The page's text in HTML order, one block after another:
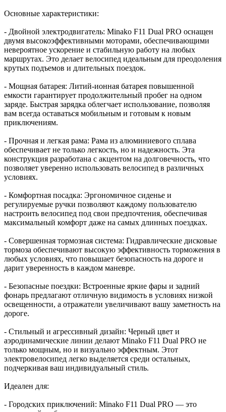
Основные характеристики:
- Двойной электродвигатель: Minako F11 Dual PRO оснащен
двумя высокоэффективными моторами, обеспечивающими
невероятное ускорение и стабильную работу на любых
маршрутах. Это делает велосипед идеальным для преодоления
крутых подъемов и длительных поездок.
- Мощная батарея: Литий-ионная батарея повышенной
емкости гарантирует продолжительный пробег на одном
заряде. Быстрая зарядка облегчает использование, позволяя
вам всегда оставаться мобильным и готовым к новым
приключениям.
- Прочная и легкая рама: Рама из алюминиевого сплава
обеспечивает не только легкость, но и надежность. Эта
конструкция разработана с акцентом на долговечность, что
позволяет уверенно использовать велосипед в различных
условиях.
- Комфортная посадка: Эргономичное сиденье и
регулируемые ручки позволяют каждому пользователю
настроить велосипед под свои предпочтения, обеспечивая
максимальный комфорт даже на самых длинных поездках.
- Совершенная тормозная система: Гидравлические дисковые
тормоза обеспечивают высокую эффективность торможения в
любых условиях, что повышает безопасность на дороге и
дарит уверенность в каждом маневре.
- Безопасные поездки: Встроенные яркие фары и задний
фонарь предлагают отличную видимость в условиях низкой
освещенности, а отражатели увеличивают вашу заметность на
дороге.
- Стильный и агрессивный дизайн: Черный цвет и
аэродинамические линии делают Minako F11 Dual PRO не
только мощным, но и визуально эффектным. Этот
электровелосипед легко выделяется среди остальных,
подчеркивая ваш индивидуальный стиль.
Идеален для:
- Городских приключений: Minako F11 Dual PRO — это